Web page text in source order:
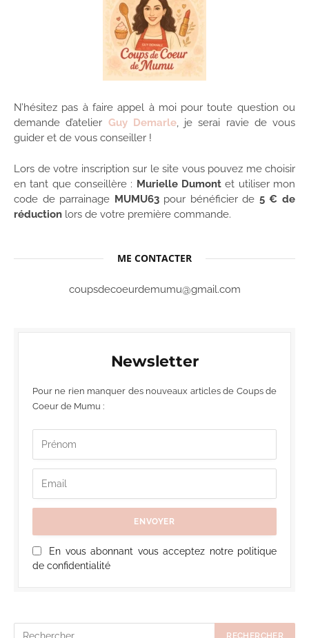
N’hésitez pas à faire appel à moi pour toute question ou
demande d’atelier Guy Demarle, je serai ravie de vous
guider et de vous conseiller !
Lors de votre inscription sur le site vous pouvez me choisir
en tant que conseillère : Murielle Dumont et utiliser mon
code de parrainage MUMU63pour bénéficier de 5 € de
réduction lors de votre première commande.
ME CONTACTER
coupsdecoeurdemumu@gmail.com
Newsletter
Pour ne rien manquer des nouveaux articles de Coups de
Coeur de Mumu :
En vous abonnant vous acceptez notre politique
de confidentialité